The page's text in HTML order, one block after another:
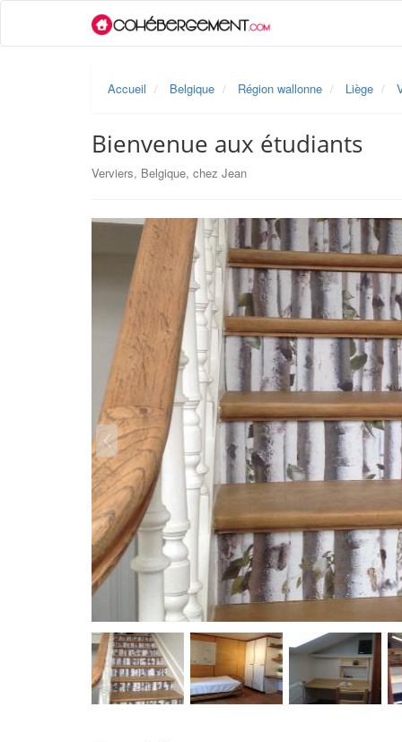
Accueil Belgique Région wallonne Liège
Bienvenue aux étudiants
Verviers, Belgique, chez Jean